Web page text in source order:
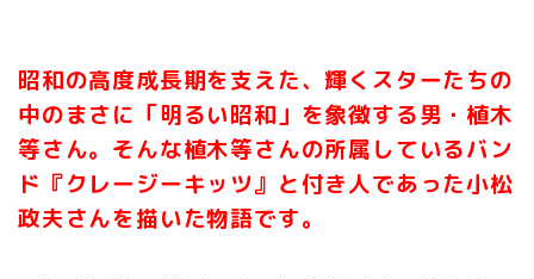
昭和の高度成長期を支えた、輝くスターたちの
中のまさに「明るい昭和」を象徴する男・植木
等さん。そんな植木等さんの所属しているバン
ド『クレージーキッツ』と付き人であった小松
政夫さんを描いた物語です。